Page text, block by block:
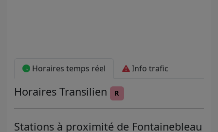
Horaires temps réel Info trafic
Horaires Transilien R
Stations à proximité de Fontainebleau